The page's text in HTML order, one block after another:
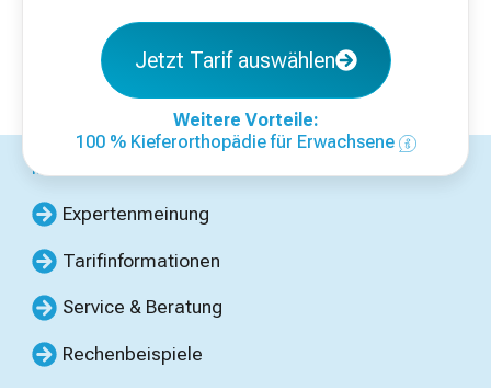
Jetzt Tarif auswählen
Weitere Vorteile:
100 % Kieferorthopädie für Erwachsene
Inhalte dieser Seite
Expertenmeinung
Tarifinformationen
Service & Beratung
Rechenbeispiele